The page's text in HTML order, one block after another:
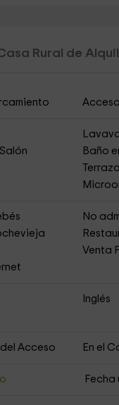
Rural de
Baño
Terraza
No
Venta
Inglés
Acceso En el